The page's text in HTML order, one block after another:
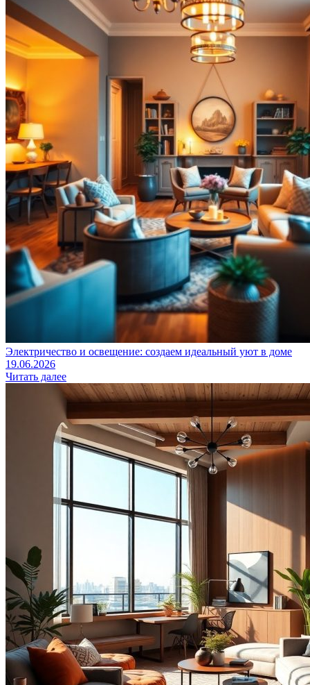
Электричество и освещение: создаем идеальный уют в доме
19.06.2026
Читать далее